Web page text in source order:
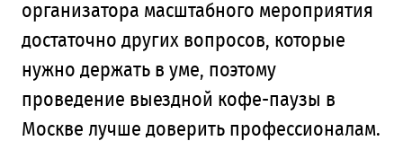
организатора масштабного мероприятия
достаточно других вопросов, которые
нужно держать в уме, поэтому
проведение выездной кофе-паузы в
Москве лучше доверить профессионалам.